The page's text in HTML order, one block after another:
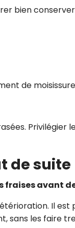
bien
de
Privilégier
de suite
fraises avant
Il
sans les faire